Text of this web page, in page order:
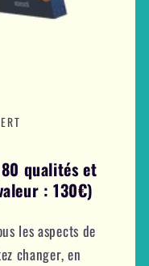
qualités et
: 130€)
les aspects de
changer, en